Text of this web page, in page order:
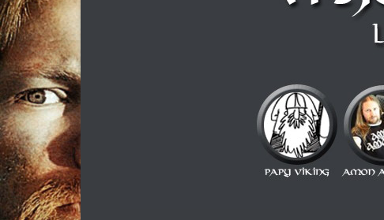
Musique métal et culture scandinave, le tout dans un